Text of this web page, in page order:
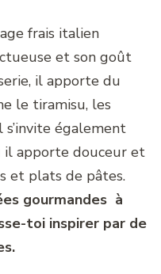
frais italien
et son goût
il apporte du
le tiramisu, les
également
il apporte douceur et
et plats de pâtes.
gourmandes à
toi inspirer par de